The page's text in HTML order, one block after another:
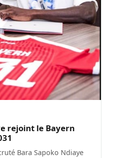
rejoint le Bayern
Bara Sapoko Ndiaye